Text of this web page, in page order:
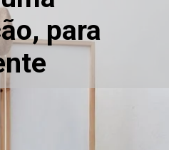
para